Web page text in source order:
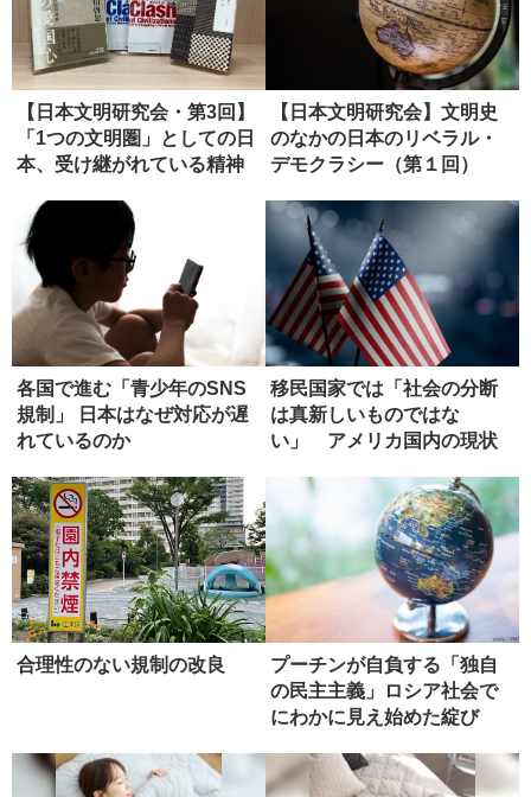
【日本文明研究会・第3回】
「1つの文明圏」としての日
本、受け継がれている精神
【日本文明研究会】文明史
のなかの日本のリベラル・
デモクラシー（第１回）
各国で進む「青少年のSNS
規制」 日本はなぜ対応が遅
れているのか
移民国家では「社会の分断
は真新しいものではな
い」 アメリカ国内の現状
合理性のない規制の改良
プーチンが自負する「独自
の民主主義」ロシア社会で
にわかに見え始めた綻び